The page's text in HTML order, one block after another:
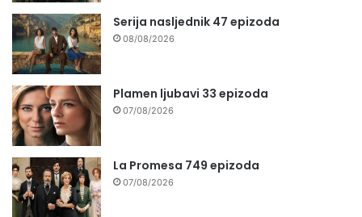
Serija nasljednik 47 epizoda
08/08/2026
Plamen ljubavi 33 epizoda
07/08/2026
La Promesa 749 epizoda
07/08/2026